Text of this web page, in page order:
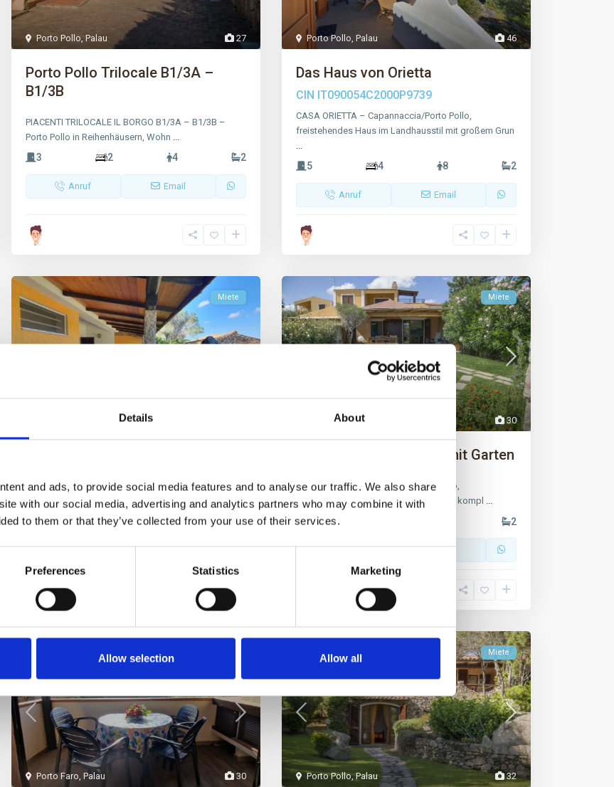
Details About
and ads, to provide social media features and to analyse our traffic. We also share
with our social media, advertising and analytics partners who may combine it with
to them or that they’ve collected from your use of their services.
Preferences Statistics Marketing
Allow selection Allow all
27
Porto Pollo Palau
Porto Pollo Trilocale B1/3A –
B1/3B
PIACENTI TRILOCALE IL BORGO B1/3A – B1/3B –
Porto Pollo in Reihenhäusern, Wohn
3 2 4 2
Anruf Email
46
Porto Pollo Palau
Das Haus von Orietta
CIN IT090054C2000P9739
CASA ORIETTA – Capannaccia/Porto Pollo,
freistehendes Haus im Landhausstil mit großem Grun
5 4 8 2
Anruf Email
Miete
HAUS ORNELLA – Porto Pollo, freistehende Villa auf 3
Seiten, großer Garten, wunderschöner...
3 2 6 2
Anruf Email
30
Porto Pollo,Palau
Miete
Porto Pollo, kleine Villa mit Garten
IL BORGO Via Scirocco 32 – Porto Pollo,
freistehendes Reihenhaus auf 3 Seiten, kompl ...
4 2
Anruf Email
30
Porto Faro, Palau 32
Porto Pollo,Palau
Miete